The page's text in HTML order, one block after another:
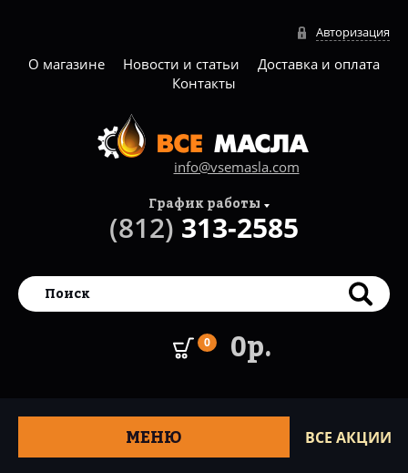
Авторизация
О магазине Новости и статьи
Доставка и оплата
Контакты
info@vsemasla.com
0 0р.
График работы
(812) 313-2585
МЕНЮ ВСЕ АКЦИИ